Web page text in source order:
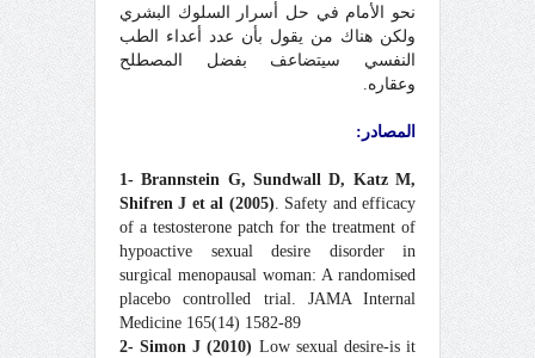
نحو الأمام في حل أسرار السلوك البشري
ولكن هناك من يقول بأن عدد أعداء الطب
النفسي سيتضاعف بفضل المصطلح
وعقاره.
المصادر:
1- Brannstein G, Sundwall D, Katz M,
Shifren J et al (2005). Safety and efficacy
of a testosterone patch for the treatment of
hypoactive sexual desire disorder in
surgical menopausal woman: A randomised
placebo controlled trial. JAMA Internal
Medicine 165(14) 1582-89
2- Simon J (2010) Low sexual desire-is it